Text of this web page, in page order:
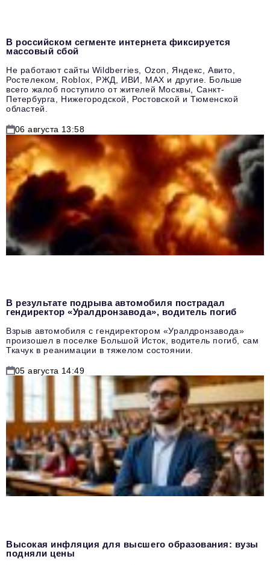
В российском сегменте интернета фиксируется
массовый сбой
Не работают сайты Wildberries, Ozon, Яндекс, Авито,
Ростелеком, Roblox, РЖД, ИВИ, MAX и другие. Больше
всего жалоб поступило от жителей Москвы, Санкт-
Петербурга, Нижегородской, Ростовской и Тюменской
областей.
06 августа 13:58
В результате подрыва автомобиля пострадал
гендиректор «Уралдронзавода», водитель погиб
Взрыв автомобиля с гендиректором «Уралдронзавода»
произошел в поселке Большой Исток, водитель погиб, сам
Ткачук в реанимации в тяжелом состоянии.
05 августа 14:49
Высокая инфляция для высшего образования: вузы
подняли цены